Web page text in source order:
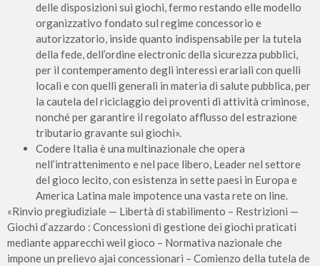
delle disposizioni sui giochi, fermo restando elle modello
organizzativo fondato sul regime concessorio e
autorizzatorio, inside quanto indispensabile per la tutela
della fede, dell’ordine electronic della sicurezza pubblici,
per il contemperamento degli interessi erariali con quelli
locali e con quelli generali in materia di salute pubblica, per
la cautela del riciclaggio dei proventi di attività criminose,
nonché per garantire il regolato afflusso del estrazione
tributario gravante sui giochi».
Codere Italia è una multinazionale che opera
nell’intrattenimento e nel pace libero, Leader nel settore
del gioco lecito, con esistenza in sette paesi in Europa e
America Latina male impotence una vasta rete on line.
«Rinvio pregiudiziale — Libertà di stabilimento – Restrizioni —
Giochi d’azzardo : Concessioni di gestione dei giochi praticati
mediante apparecchi weil gioco – Normativa nazionale che
impone un prelievo ajai concessionari – Comienzo della tutela de